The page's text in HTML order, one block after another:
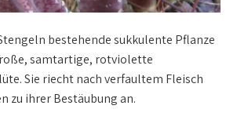
bestehende sukkulente Pflanze
samtartige, rotviolette
Sie riecht nach verfaultem Fleisch
zu ihrer Bestäubung an.